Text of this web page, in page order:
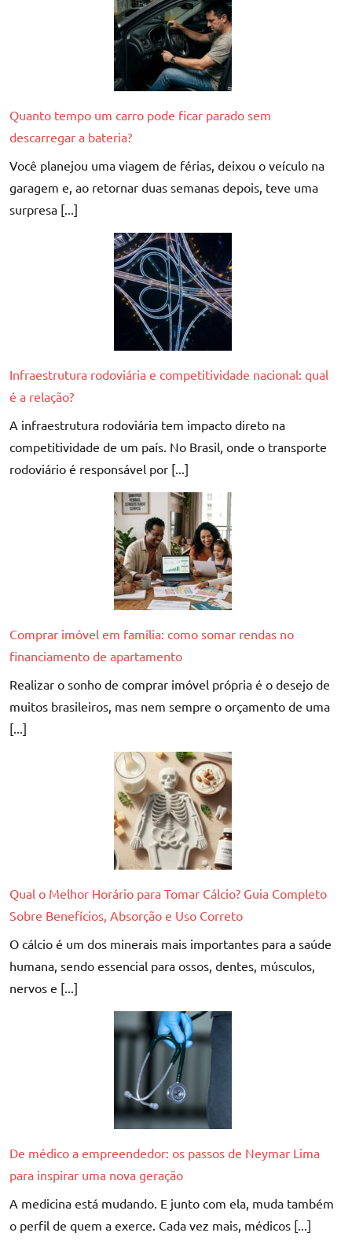
Quanto tempo um carro pode ficar parado sem
descarregar a bateria?
Você planejou uma viagem de férias, deixou o veículo na
garagem e, ao retornar duas semanas depois, teve uma
surpresa [...]
Infraestrutura rodoviária e competitividade nacional: qual
é a relação?
A infraestrutura rodoviária tem impacto direto na
competitividade de um país. No Brasil, onde o transporte
rodoviário é responsável por [...]
Comprar imóvel em família: como somar rendas no
financiamento de apartamento
Realizar o sonho de comprar imóvel própria é o desejo de
muitos brasileiros, mas nem sempre o orçamento de uma
[...]
Qual o Melhor Horário para Tomar Cálcio? Guia Completo
Sobre Benefícios, Absorção e Uso Correto
O cálcio é um dos minerais mais importantes para a saúde
humana, sendo essencial para ossos, dentes, músculos,
nervos e [...]
De médico a empreendedor: os passos de Neymar Lima
para inspirar uma nova geração
A medicina está mudando. E junto com ela, muda também
o perfil de quem a exerce. Cada vez mais, médicos [...]